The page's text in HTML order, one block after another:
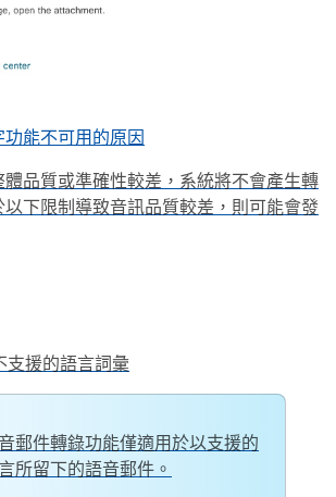
能不可用的原因
品質或準確性較差，系統將不會產生轉
下限制導致音訊品質較差，則可能會發
支援的語言詞彙
郵件轉錄功能僅適用於以支援的
所留下的語音郵件。